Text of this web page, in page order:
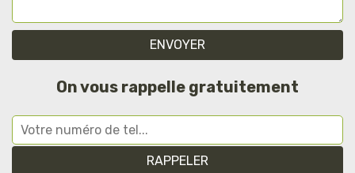
On vous rappelle gratuitement